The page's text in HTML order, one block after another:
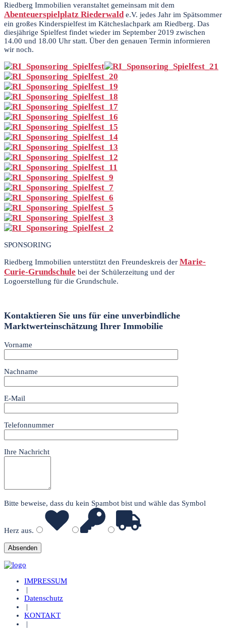
Riedberg Immobilien veranstaltet gemeinsam mit dem
Abenteuerspielplatz Riederwald e.V. jedes Jahr im Spätsommer
ein großes Kinderspielfest im Kätcheslachpark am Riedberg. Das
diesjährige Spielfest findet wieder im September 2019 zwischen
14.00 und 18.00 Uhr statt. Über den genauen Termin informieren
wir noch.
SPONSORING
Riedberg Immobilien unterstützt den Freundeskreis der Marie-
Curie-Grundschule bei der Schülerzeitung und der
Logoerstellung für die Grundschule.
Kontaktieren Sie uns für eine unverbindliche
Marktwerteinschätzung Ihrer Immobilie
Vorname
Nachname
E-Mail
Telefonnummer
Ihre Nachricht
Bitte beweise, dass du kein Spambot bist und wähle das Symbol
Herz aus.
IMPRESSUM
|
Datenschutz
|
KONTAKT
|